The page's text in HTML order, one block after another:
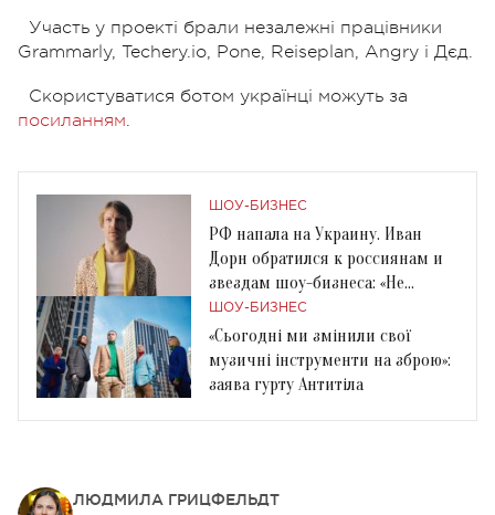
Участь у проекті брали незалежні працівники
Grammarly, Techery.io, Pone, Reiseplan, Angry і Дєд.
Скористуватися ботом українці можуть за
посиланням.
ШОУ-БИЗНЕС
РФ напала на Украину. Иван
Дорн обратился к россиянам и
звездам шоу-бизнеса: «Не
молчите!»
ШОУ-БИЗНЕС
«Сьогодні ми змінили свої
музичні інструменти на зброю»:
заява гурту Антитіла
ЛЮДМИЛА ГРИЦФЕЛЬДТ